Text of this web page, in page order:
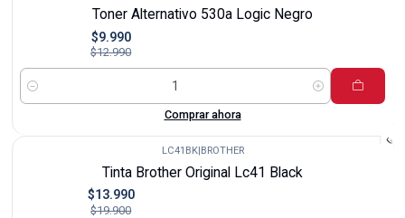
Toner Alternativo 530a Logic Negro
$9.990
$12.990
Cantidad
Comprar ahora
LC41BK| BROTHER
Tinta Brother Original Lc41 Black
$13.990
$19.900